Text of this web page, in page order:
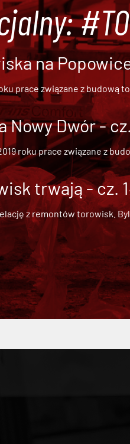
na
prace związane z budową
Nowy Dwór -
roku prace związane z
trwają - cz.
z remontów torowisk.